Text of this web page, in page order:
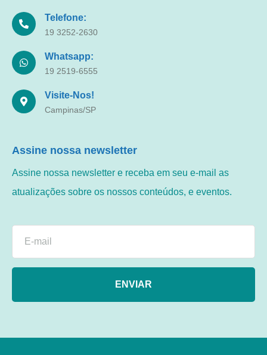
Telefone:
19 3252-2630
Whatsapp:
19 2519-6555
Visite-Nos!
Campinas/SP
Assine nossa newsletter
Assine nossa newsletter e receba em seu e-mail as
atualizações sobre os nossos conteúdos, e eventos.
ENVIAR